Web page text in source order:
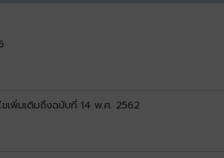
เพิ่มเติมถึงฉบับที่ 14 พ.ศ. 2562